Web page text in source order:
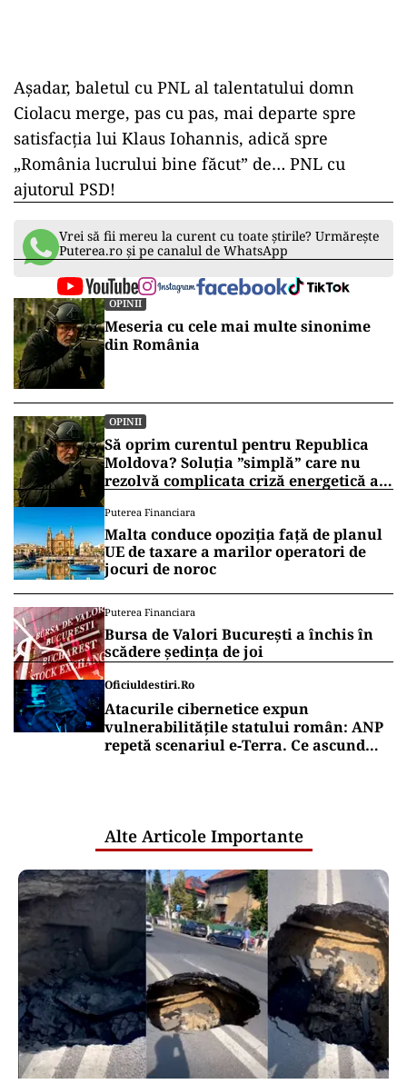
Așadar, baletul cu PNL al talentatului domn
Ciolacu merge, pas cu pas, mai departe spre
satisfacția lui Klaus Iohannis, adică spre
„România lucrului bine făcut” de… PNL cu
ajutorul PSD!
Vrei să fii mereu la curent cu toate știrile? Urmărește
Puterea.ro și pe canalul de WhatsApp
OPINII
Meseria cu cele mai multe sinonime
din România
OPINII
Să oprim curentul pentru Republica
Moldova? Soluția ”simplă” care nu
rezolvă complicata criză energetică a
Puterea Financiara
Malta conduce opoziția față de planul
UE de taxare a marilor operatori de
jocuri de noroc
Puterea Financiara
Bursa de Valori București a închis în
scădere ședința de joi
Oficiuldestiri.ro
Atacurile cibernetice expun
vulnerabilitățile statului român: ANP
repetă scenariul e‑Terra. Ce ascund
Alte Articole Importante